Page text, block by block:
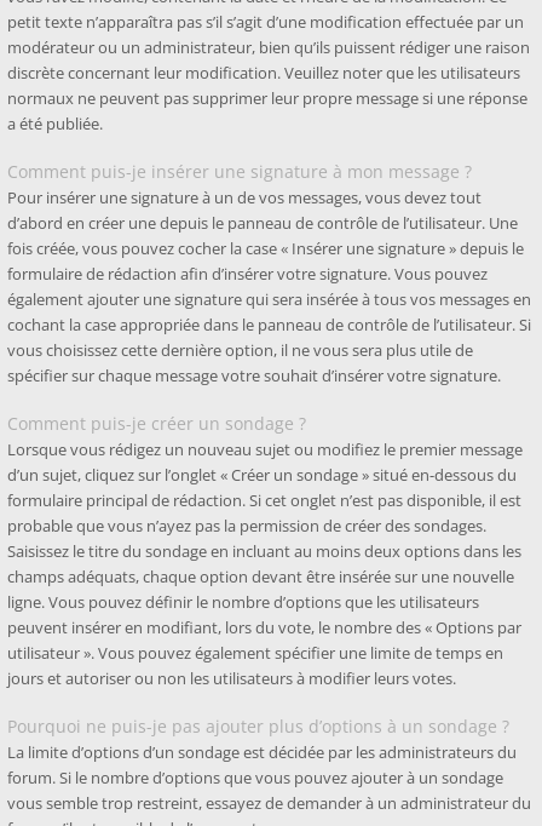
petit texte n’apparaîtra pas s’il s’agit d’une modification effectuée par un
modérateur ou un administrateur, bien qu’ils puissent rédiger une raison
discrète concernant leur modification. Veuillez noter que les utilisateurs
normaux ne peuvent pas supprimer leur propre message si une réponse
a été publiée.
Comment puis-je insérer une signature à mon message ?
Pour insérer une signature à un de vos messages, vous devez tout
d’abord en créer une depuis le panneau de contrôle de l’utilisateur. Une
fois créée, vous pouvez cocher la case « Insérer une signature » depuis le
formulaire de rédaction afin d’insérer votre signature. Vous pouvez
également ajouter une signature qui sera insérée à tous vos messages en
cochant la case appropriée dans le panneau de contrôle de l’utilisateur. Si
vous choisissez cette dernière option, il ne vous sera plus utile de
spécifier sur chaque message votre souhait d’insérer votre signature.
Comment puis-je créer un sondage ?
Lorsque vous rédigez un nouveau sujet ou modifiez le premier message
d’un sujet, cliquez sur l’onglet « Créer un sondage » situé en-dessous du
formulaire principal de rédaction. Si cet onglet n’est pas disponible, il est
probable que vous n’ayez pas la permission de créer des sondages.
Saisissez le titre du sondage en incluant au moins deux options dans les
champs adéquats, chaque option devant être insérée sur une nouvelle
ligne. Vous pouvez définir le nombre d’options que les utilisateurs
peuvent insérer en modifiant, lors du vote, le nombre des « Options par
utilisateur ». Vous pouvez également spécifier une limite de temps en
jours et autoriser ou non les utilisateurs à modifier leurs votes.
Pourquoi ne puis-je pas ajouter plus d’options à un sondage ?
La limite d’options d’un sondage est décidée par les administrateurs du
forum. Si le nombre d’options que vous pouvez ajouter à un sondage
vous semble trop restreint, essayez de demander à un administrateur du